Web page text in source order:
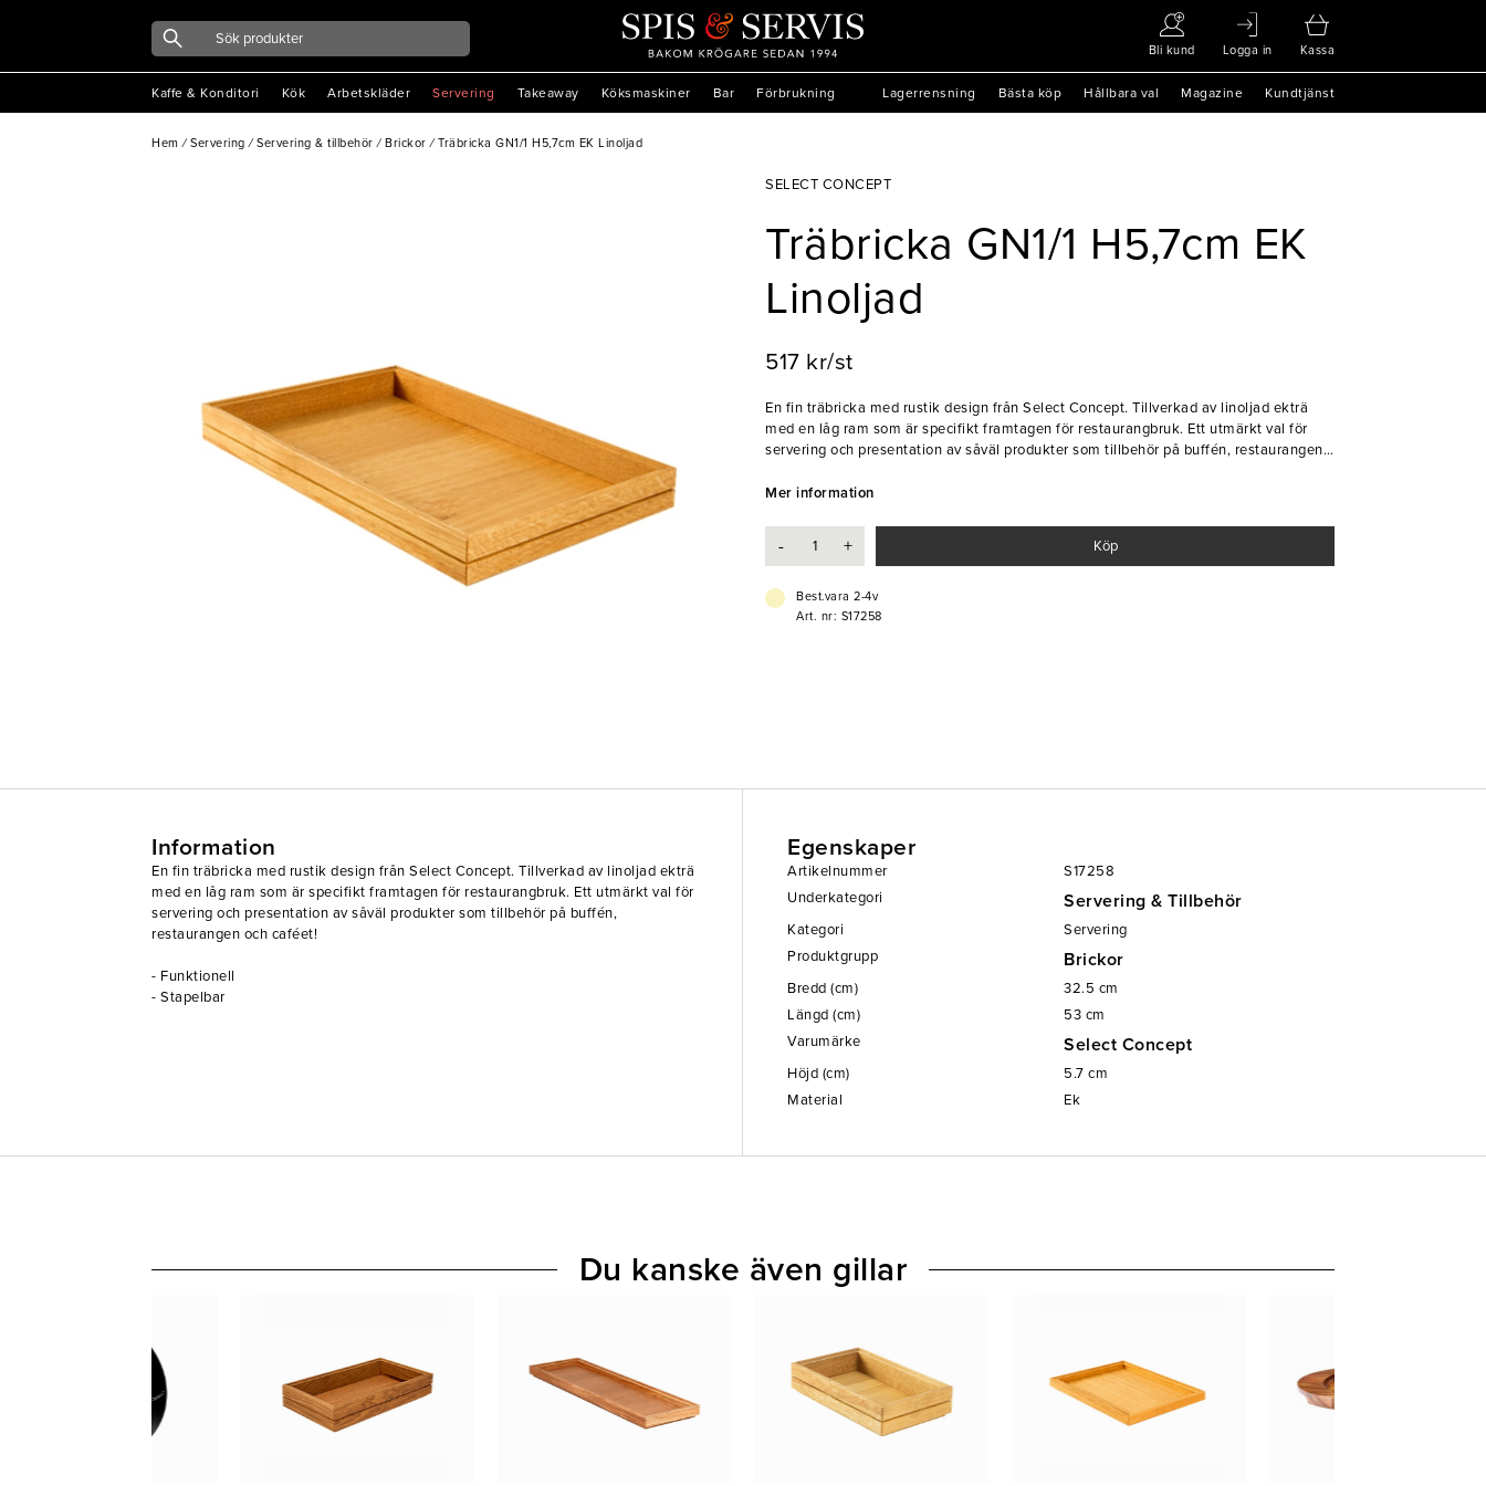
Bli kund Logga in Kassa
Kaffe & Konditori Kök Arbetskläder Servering Takeaway Köksmaskiner Bar Förbrukning Lagerrensning Bästa köp Hållbara val Magazine Kundtjänst
Hem / Servering / Servering & tillbehör / Brickor / Träbricka GN1/1 H5,7cm EK Linoljad
SELECT CONCEPT
Träbricka GN1/1 H5,7cm EK
Linoljad
517 kr/st
En fin träbricka med rustik design från Select Concept. Tillverkad av linoljad ekträ
med en låg ram som är specifikt framtagen för restaurangbruk. Ett utmärkt val för
servering och presentation av såväl produkter som tillbehör på buffén, restaurangen
Mer information
- + Köp
Best.vara 2-4v
Art. nr: S17258
Information
En fin träbricka med rustik design från Select Concept. Tillverkad av linoljad ekträ
med en låg ram som är specifikt framtagen för restaurangbruk. Ett utmärkt val för
servering och presentation av såväl produkter som tillbehör på buffén,
restaurangen och caféet!
- Funktionell
- Stapelbar
Egenskaper
Artikelnummer
S17258
Underkategori
Servering & Tillbehör
Kategori
Servering
Produktgrupp
Brickor
Bredd (cm) 32.5 cm
Längd (cm)
53 cm
Varumärke
Select Concept
Höjd (cm) 5.7 cm
Material
Ek
Du kanske även gillar